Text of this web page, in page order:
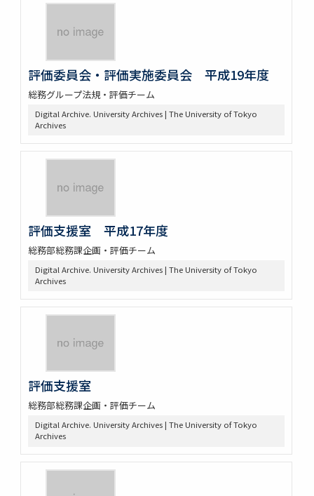
評価委員会・評価実施委員会 平成19年度
総務グループ法規・評価チーム
Digital Archive. University Archives | The University of Tokyo
Archives
評価支援室 平成17年度
総務部総務課企画・評価チーム
Digital Archive. University Archives | The University of Tokyo
Archives
評価支援室
総務部総務課企画・評価チーム
Digital Archive. University Archives | The University of Tokyo
Archives